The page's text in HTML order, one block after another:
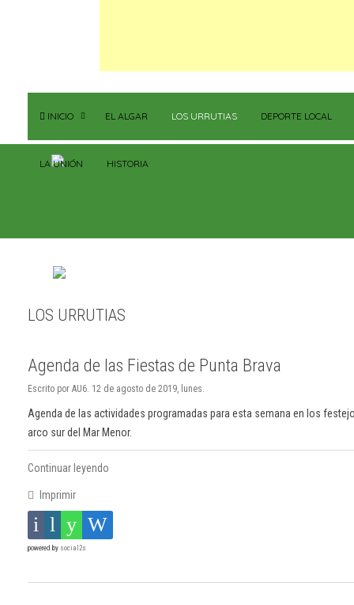
INICIO EL ALGAR LOS URRUTIAS DEPORTE LOCAL
LA UNIÓN HISTORIA
LOS URRUTIAS
Agenda de las Fiestas de Punta Brava
Escrito por AU6. 12 de agosto de 2019, lunes.
Agenda de las actividades programadas para esta semana en los
arco sur del Mar Menor.
Continuar leyendo
Imprimir
powered by social2s